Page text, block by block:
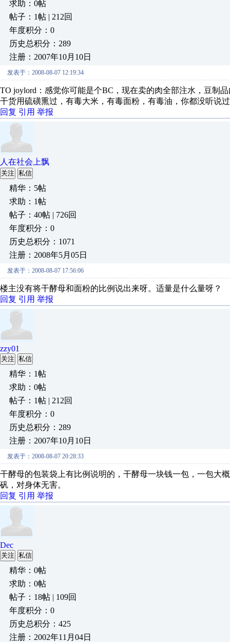
求助：0帖
帖子：1帖 | 212回
年度积分：0
历史总积分：289
注册：2007年10月10日
发表于：2008-08-07 12:19:34
TO joylord：感觉你可能是个BC，现在卖的肉全部注水，豆制
干货用硫磺熏过，有毒大米，有毒面粉，有毒油，你都没听说
回复 引用 举报
人在社会上飘
关注 私信
精华：5帖
求助：1帖
帖子：40帖 | 726回
年度积分：0
历史总积分：1071
注册：2008年5月05日
发表于：2008-08-07 17:56:06
楼主没有将干酵母和面粉的比例说出来呀。适量是什么量呀？
回复 引用 举报
zzy01
关注 私信
精华：1帖
求助：0帖
帖子：1帖 | 212回
年度积分：0
历史总积分：289
注册：2007年10月10日
发表于：2008-08-07 20:28:33
干酵母的包装袋上有比例说明的，干酵母一块钱一包，一包大
矾，对身体无害。
回复 引用 举报
Dec
关注 私信
精华：0帖
求助：0帖
帖子：18帖 | 109回
年度积分：0
历史总积分：425
注册：2002年11月04日